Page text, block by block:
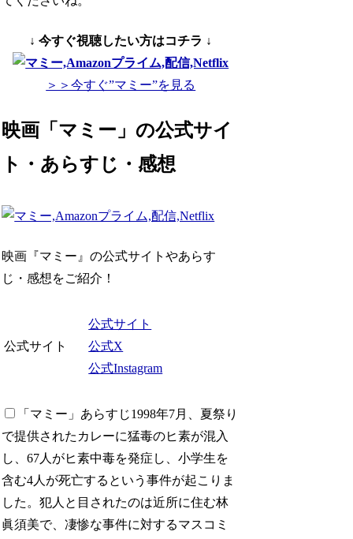
↓ 今すぐ視聴したい方はコチラ ↓
＞＞今すぐ”マミー”を見る
映画「マミー」の公式サイ
ト・あらすじ・感想
映画『マミー』の公式サイトやあらす
じ・感想をご紹介！
公式サイト
公式サイト
公式X
公式Instagram
「マミー」あらすじ1998年7月、夏祭り
で提供されたカレーに猛毒のヒ素が混入
し、67人がヒ素中毒を発症し、小学生を
含む4人が死亡するという事件が起こりま
した。犯人と目されたのは近所に住む林
眞須美で、凄惨な事件に対するマスコミ